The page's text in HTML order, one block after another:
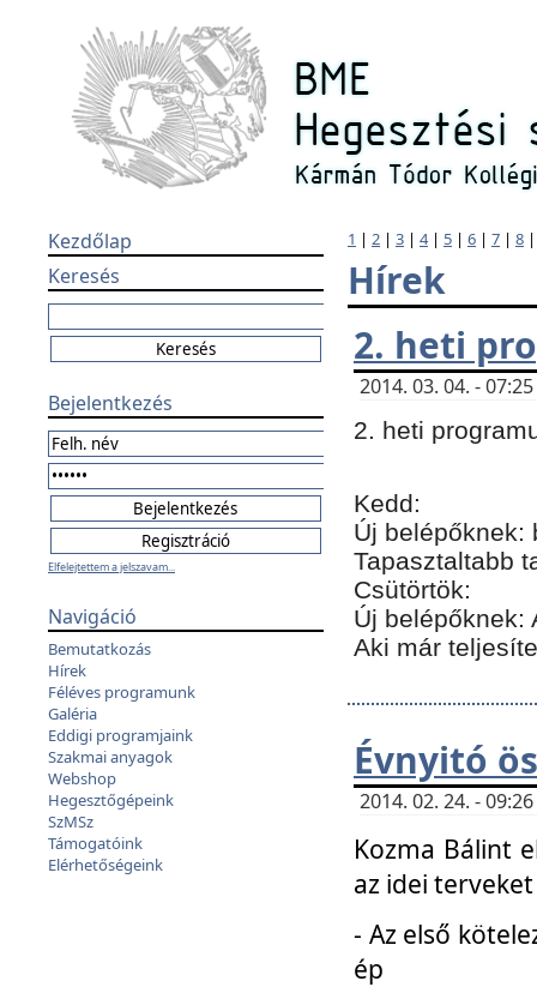
Kezdőlap
Keresés
Bejelentkezés
Elfelejtettem a jelszavam...
Navigáció
Bemutatkozás
Hírek
Féléves programunk
Galéria
Eddigi programjaink
Szakmai anyagok
Webshop
Hegesztőgépeink
SzMSz
Támogatóink
Elérhetőségeink
1 | 2 | 3 | 4| 5 | 6 | 7 | 8
Hírek
2. heti
2014. 03. 04. -
2. heti
Kedd:
Új belépőknek:
Tapasztaltabb
Csütörtök:
Új belépőknek:
Aki már
Évnyitó
2014. 02. 24. -
Kozma Bálint
az idei
- Az első
ép